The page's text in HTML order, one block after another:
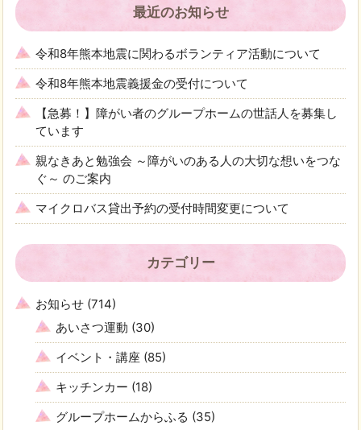
最近のお知らせ
令和8年熊本地震に関わるボランティア活動について
令和8年熊本地震義援金の受付について
【急募！】障がい者のグループホームの世話人を募集し
ています
親なきあと勉強会 ～障がいのある人の大切な想いをつな
ぐ～ のご案内
マイクロバス貸出予約の受付時間変更について
カテゴリー
お知らせ (714)
あいさつ運動 (30)
イベント・講座 (85)
キッチンカー (18)
グループホームからふる (35)